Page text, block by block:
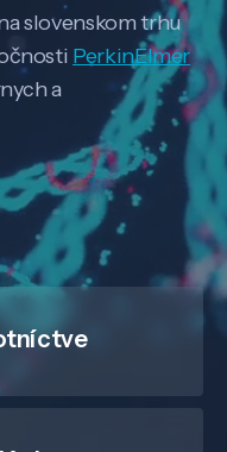
slovenskom trhu
PerkinElmer
a